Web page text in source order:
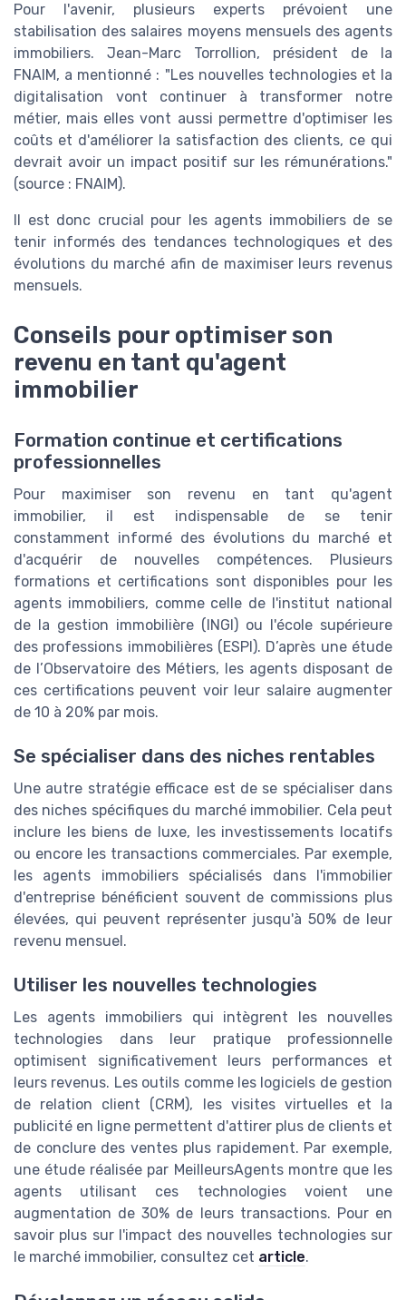
Pour l'avenir, plusieurs experts prévoient une
stabilisation des salaires moyens mensuels des agents
immobiliers. Jean-Marc Torrollion, président de la
FNAIM, a mentionné : "Les nouvelles technologies et la
digitalisation vont continuer à transformer notre
métier, mais elles vont aussi permettre d'optimiser les
coûts et d'améliorer la satisfaction des clients, ce qui
devrait avoir un impact positif sur les rémunérations."
(source : FNAIM).
Il est donc crucial pour les agents immobiliers de se
tenir informés des tendances technologiques et des
évolutions du marché afin de maximiser leurs revenus
mensuels.
Conseils pour optimiser son
revenu en tant qu'agent
immobilier
Formation continue et certifications
professionnelles
Pour maximiser son revenu en tant qu'agent
immobilier, il est indispensable de se tenir
constamment informé des évolutions du marché et
d'acquérir de nouvelles compétences. Plusieurs
formations et certifications sont disponibles pour les
agents immobiliers, comme celle de l'institut national
de la gestion immobilière (INGI) ou l'école supérieure
des professions immobilières (ESPI). D’après une étude
de l’Observatoire des Métiers, les agents disposant de
ces certifications peuvent voir leur salaire augmenter
de 10 à 20% par mois.
Se spécialiser dans des niches rentables
Une autre stratégie efficace est de se spécialiser dans
des niches spécifiques du marché immobilier. Cela peut
inclure les biens de luxe, les investissements locatifs
ou encore les transactions commerciales. Par exemple,
les agents immobiliers spécialisés dans l'immobilier
d'entreprise bénéficient souvent de commissions plus
élevées, qui peuvent représenter jusqu'à 50% de leur
revenu mensuel.
Utiliser les nouvelles technologies
Les agents immobiliers qui intègrent les nouvelles
technologies dans leur pratique professionnelle
optimisent significativement leurs performances et
leurs revenus. Les outils comme les logiciels de gestion
de relation client (CRM), les visites virtuelles et la
publicité en ligne permettent d'attirer plus de clients et
de conclure des ventes plus rapidement. Par exemple,
une étude réalisée par MeilleursAgents montre que les
agents utilisant ces technologies voient une
augmentation de 30% de leurs transactions. Pour en
savoir plus sur l'impact des nouvelles technologies sur
le marché immobilier, consultez cet article.